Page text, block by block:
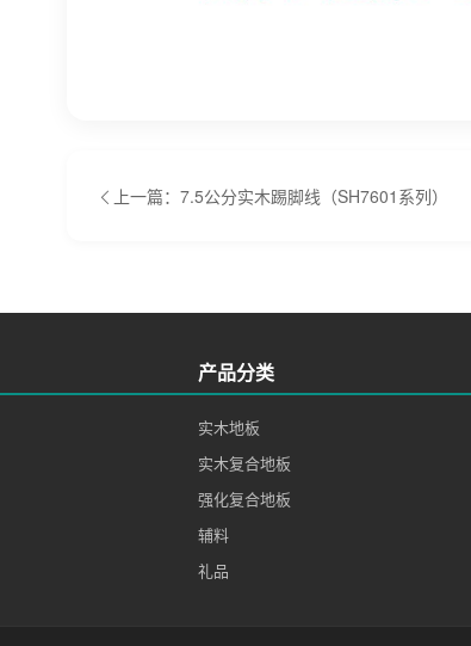
上一篇：7.5公分实木踢脚线（SH7601系列）
产品分类
实木地板
实木复合地板
强化复合地板
辅料
礼品